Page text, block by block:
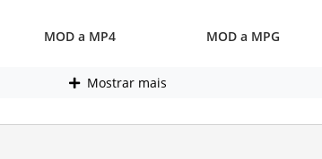
MOD a MP4 MOD a MPG
Mostrar mais